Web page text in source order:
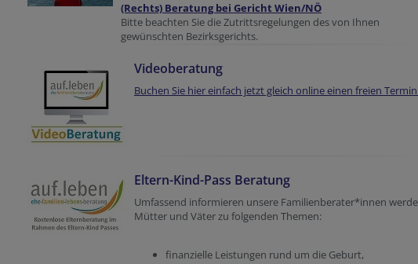
(Rechts) Beratung bei Gericht Wien/NÖ
Bitte beachten Sie die Zutrittsregelungen des von Ihnen
gewünschten Bezirksgerichts.
Videoberatung
Buchen Sie hier einfach jetzt gleich online einen freien
Eltern-Kind-Pass Beratung
Umfassend informieren unsere Familienberater*innen
Mütter und Väter zu folgenden Themen:
finanzielle Leistungen rund um die Geburt,